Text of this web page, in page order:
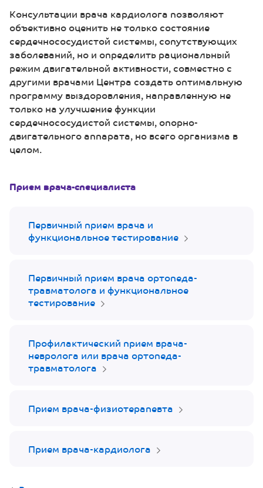
Консультации врача кардиолога позволяют
объективно оценить не только состояние
сердечнососудистой системы, сопутствующих
заболеваний, но и определить рациональный
режим двигательной активности, совместно с
другими врачами Центра создать оптимальную
программу выздоровления, направленную не
только на улучшение функции
сердечнососудистой системы, опорно-
двигательного аппарата, но всего организма в
целом.
Прием врача-специалиста
Первичный прием врача и
функциональное тестирование
Первичный прием врача ортопеда-
травматолога и функциональное
тестирование
Профилактический прием врача-
невролога или врача ортопеда-
травматолога
Прием врача-физиотерапевта
Прием врача-кардиолога